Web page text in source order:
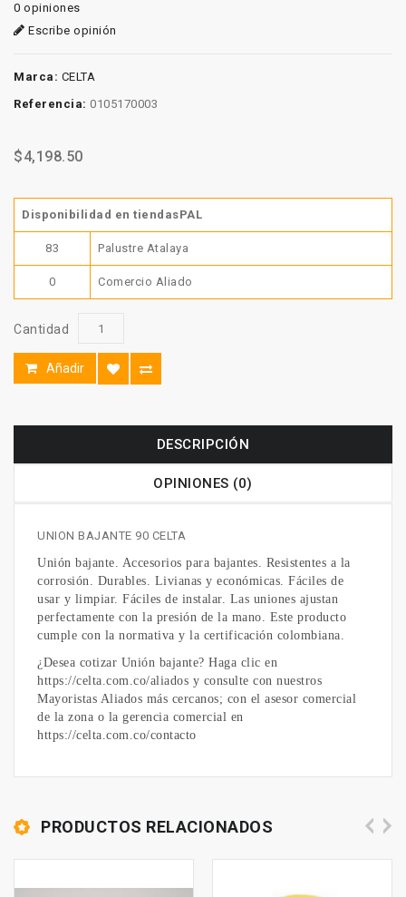
0 opiniones
Escribe opinión
Marca: CELTA
Referencia: 0105170003
$4,198.50
Disponibilidad en tiendasPAL
83 Palustre Atalaya
0 Comercio Aliado
Cantidad
Añadir
DESCRIPCIÓN
OPINIONES (0)
UNION BAJANTE 90 CELTA
Unión bajante. Accesorios para bajantes. Resistentes a la
corrosión. Durables. Livianas y económicas. Fáciles de
usar y limpiar. Fáciles de instalar. Las uniones ajustan
perfectamente con la presión de la mano. Este producto
cumple con la normativa y la certificación colombiana.
¿Desea cotizar Unión bajante? Haga clic en
https://celta.com.co/aliados y consulte con nuestros
Mayoristas Aliados más cercanos; con el asesor comercial
de la zona o la gerencia comercial en
https://celta.com.co/contacto
PRODUCTOS RELACIONADOS